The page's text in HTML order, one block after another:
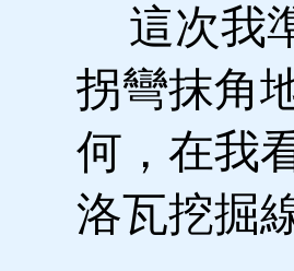
這次我
拐彎抹角
何，在我
洛瓦挖掘